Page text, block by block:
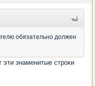
обязательно должен
знаменитые строки